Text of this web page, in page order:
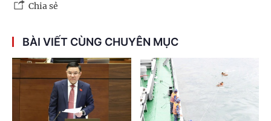
Chia sẻ
BÀI VIẾT CÙNG CHUYÊN MỤC